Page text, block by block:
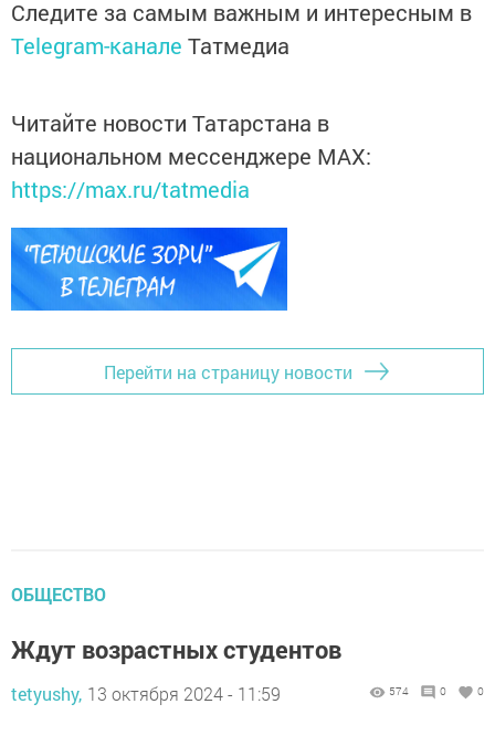
Следите за самым важным и интересным в
Telegram-канале Татмедиа
Читайте новости Татарстана в
национальном мессенджере MАХ:
https://max.ru/tatmedia
Перейти на страницу новости
ОБЩЕСТВО
Ждут возрастных студентов
tetyushy, 13 октября 2024 - 11:59 574 0 0